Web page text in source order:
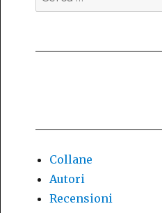
Collane
Autori
Recensioni